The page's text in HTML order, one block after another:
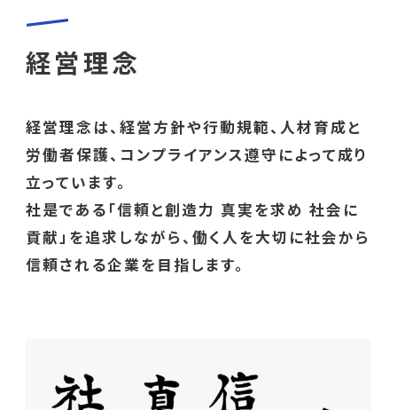
経営理念
経営理念は、経営方針や行動規範、人材育成と
労働者保護、コンプライアンス遵守によって成り
立っています。
社是である「信頼と創造力 真実を求め 社会に
貢献」を追求しながら、働く人を大切に社会から
信頼される企業を目指します。